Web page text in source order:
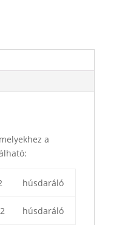
a
húsdaráló
húsdaráló